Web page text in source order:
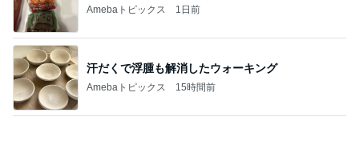
Amebaトピックス 1日前
汗だくで浮腫も解消したウォーキング
Amebaトピックス 15時間前